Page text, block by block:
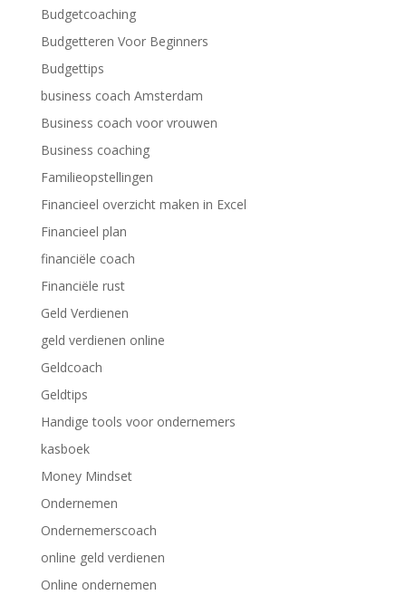
Budgetcoaching
Budgetteren Voor Beginners
Budgettips
business coach Amsterdam
Business coach voor vrouwen
Business coaching
Familieopstellingen
Financieel overzicht maken in Excel
Financieel plan
financiële coach
Financiële rust
Geld Verdienen
geld verdienen online
Geldcoach
Geldtips
Handige tools voor ondernemers
kasboek
Money Mindset
Ondernemen
Ondernemerscoach
online geld verdienen
Online ondernemen